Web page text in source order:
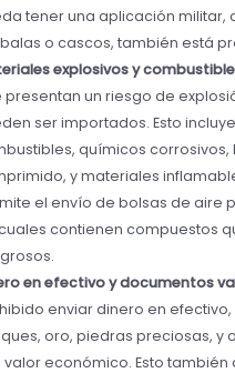
tener una aplicación militar,
o cascos, también está
explosivos y
presentan un riesgo de
ser importados. Esto
químicos corrosivos,
y materiales
el envío de bolsas de aire
contienen compuestos
en efectivo y documentos
enviar dinero en
oro, piedras preciosas, y
valor económico. Esto también